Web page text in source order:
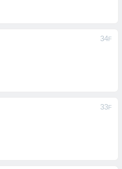
34F
33F